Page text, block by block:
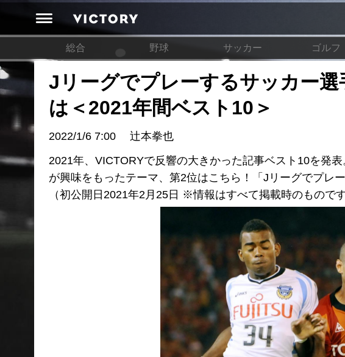
総合 野球 サッカー ゴルフ
Jリーグでプレーするサッカー
は＜2021年間ベスト10＞
2022/1/6 7:00
辻本拳也
2021年、VICTORYで反響の大きかった記事ベスト10を発
が興味をもったテーマ、第2位はこちら！「Jリーグでプレ
（初公開日2021年2月25日 ※情報はすべて掲載時のものです